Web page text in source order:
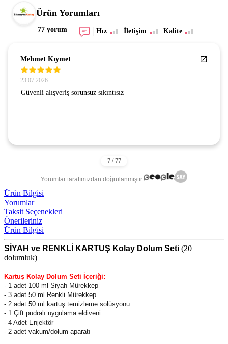
Ürün Yorumları
77 yorum Hız İletişim Kalite
Mehmet Kıymet
23.07.2026
Güvenli alışveriş sorunsuz sıkıntısız
Yorumlar tarafımızdan doğrulanmıştır.
Ürün Bilgisi
Yorumlar
Taksit Seçenekleri
Önerileriniz
Ürün Bilgisi
SİYAH ve RENKLİ KARTUŞ Kolay Dolum Seti (20
dolumluk)
Kartuş Kolay Dolum Seti İçeriği:
- 1 adet 100 ml Siyah Mürekkep
- 3 adet 50 ml Renkli Mürekkep
- 2 adet 50 ml kartuş temizleme solüsyonu
- 1 Çift pudralı uygulama eldiveni
- 4 Adet Enjektör
- 2 adet vakum/dolum aparatı